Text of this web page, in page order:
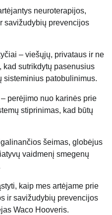
neuroterapijos,
savižudybių prevencijos
– viešųjų, privataus ir ne
kad sutrikdytų pasenusius
sisteminius patobulinimus.
perėjimo nuo karinės prie
stiprinimas, kad būtų
šeimas, globėjus
vaidmenį smegenų
kaip mes artėjame prie
ir savižudybių prevencijos
Waco Hooveris.